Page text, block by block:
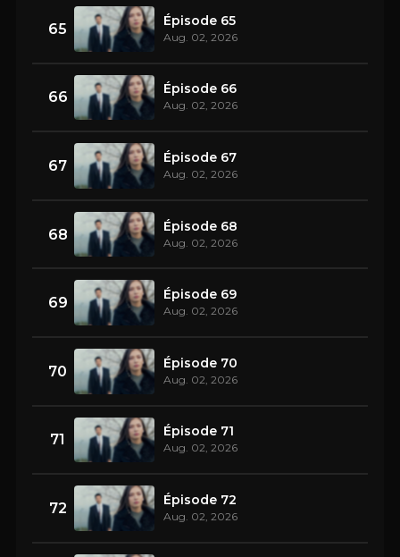
65 Épisode 65
Aug. 02, 2026
66 Épisode 66
Aug. 02, 2026
67 Épisode 67
Aug. 02, 2026
68 Épisode 68
Aug. 02, 2026
69 Épisode 69
Aug. 02, 2026
70 Épisode 70
Aug. 02, 2026
71 Épisode 71
Aug. 02, 2026
72 Épisode 72
Aug. 02, 2026